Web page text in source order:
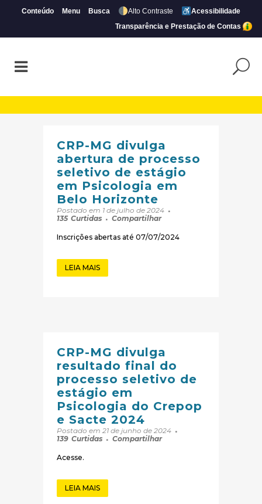
Conteúdo Menu Busca Alto Contraste
Acessibilidade
Transparência e Prestação de Contas
CRP-MG divulga
abertura de processo
seletivo de estágio
em Psicologia em
Belo Horizonte
Postado em 1 de julho de 2024
135 Curtidas Compartilhar
Inscrições abertas até 07/07/2024
LEIA MAIS
CRP-MG divulga
resultado final do
processo seletivo de
estágio em
Psicologia do Crepop
e Sacte 2024
Postado em 21 de junho de 2024
139 Curtidas Compartilhar
Acesse.
LEIA MAIS